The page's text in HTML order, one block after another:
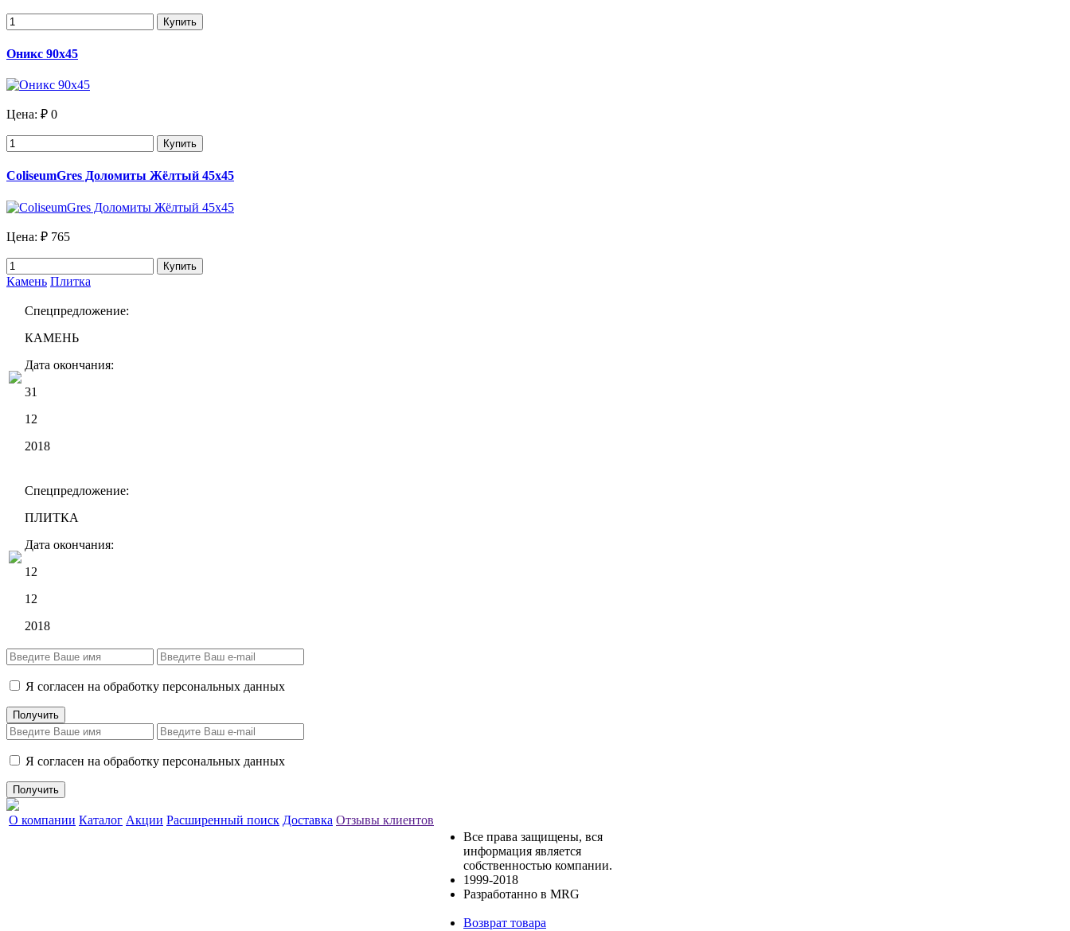
Купить
Оникс 90х45
Цена: ₽ 0
Купить
ColiseumGres Доломиты Жёлтый 45x45
Цена: ₽ 765
Купить
Камень Плитка
Спецпредложение:
КАМЕНЬ
Дата окончания:
31
12
2018
Спецпредложение:
ПЛИТКА
Дата окончания:
12
12
2018
Я согласен на обработку персональных данных
Я согласен на обработку персональных данных
О компании Каталог Акции Расширенный поиск Доставка Отзывы клиентов
Все права защищены, вся
информация является
собственностью компании.
1999-2018
Разработанно в MRG
Возврат товара